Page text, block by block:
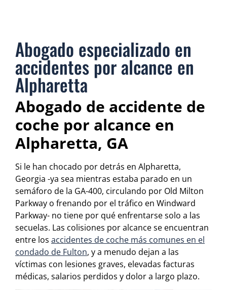
Abogado especializado en
accidentes por alcance en
Alpharetta
Abogado de accidente de
coche por alcance en
Alpharetta, GA
Si le han chocado por detrás en Alpharetta,
Georgia -ya sea mientras estaba parado en un
semáforo de la GA-400, circulando por Old Milton
Parkway o frenando por el tráfico en Windward
Parkway- no tiene por qué enfrentarse solo a las
secuelas. Las colisiones por alcance se encuentran
entre los accidentes de coche más comunes en el
condado de Fulton, y a menudo dejan a las
víctimas con lesiones graves, elevadas facturas
médicas, salarios perdidos y dolor a largo plazo.